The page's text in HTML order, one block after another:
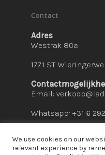
Contact
Adres
Westrak 80a
1771 ST
Email:
Whatsapp: +31 6
We use cookies on our
relevant experience by